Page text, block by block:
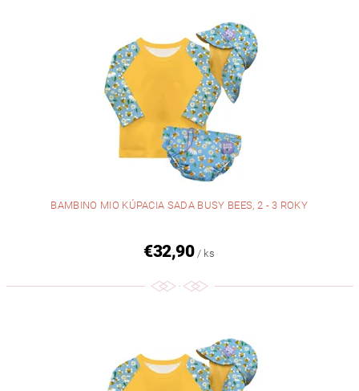
BAMBINO MIO KÚPACIA SADA BUSY BEES, 2 - 3 ROKY
€32,90 / ks